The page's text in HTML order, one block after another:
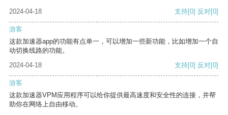
2024-04-18 支持[0] 反对[0]
游客
这款加速器app的功能有点单一，可以增加一些新功能，比如增加一个自
动切换线路的功能。
2024-04-18
支持[0] 反对[0]
游客
这款加速器VPM应用程序可以给你提供最高速度和安全性的连接，并帮
助你在网络上自由移动。